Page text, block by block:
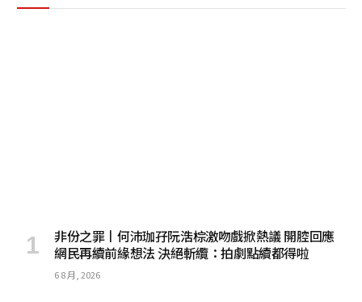
非份之罪丨何沛珈孖阮浩棕激吻戲掀熱議 開腔回應
網民再續前緣想法 決絕斬纜：拍劇點續都得啦
6 8 月, 2026